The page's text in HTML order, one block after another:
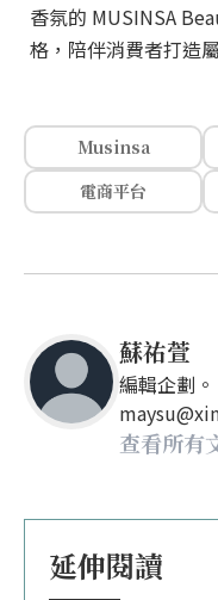
香氛的 MUSINSA
格，陪伴消費者打造
Musinsa
電商平台
蘇祐萱
編輯企劃
查看所有
延伸閱讀